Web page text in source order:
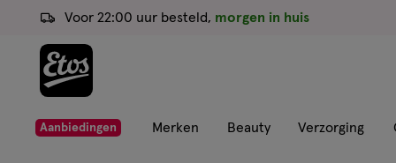
ga
de
hoofd
ga
Voor 22:00 uur besteld, morgen in huis
Aanbiedingen Merken Beauty Verzorging